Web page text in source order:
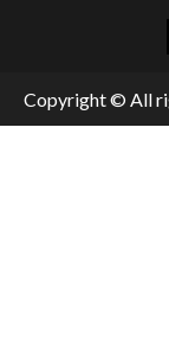
Copyright © All